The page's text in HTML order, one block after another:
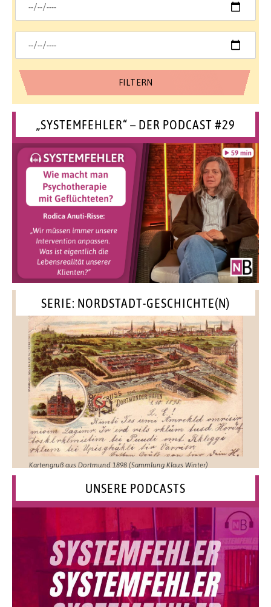
„SYSTEMFEHLER“ – DER PODCAST #29
SERIE: NORDSTADT-GESCHICHTE(N)
Kartengruß aus Dortmund 1898 (Sammlung Klaus Winter)
UNSERE PODCASTS